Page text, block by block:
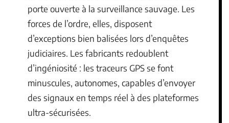
porte ouverte à la surveillance sauvage. Les
forces de l’ordre, elles, disposent
d’exceptions bien balisées lors d’enquêtes
judiciaires. Les fabricants redoublent
d’ingéniosité : les traceurs GPS se font
minuscules, autonomes, capables d’envoyer
des signaux en temps réel à des plateformes
ultra-sécurisées.